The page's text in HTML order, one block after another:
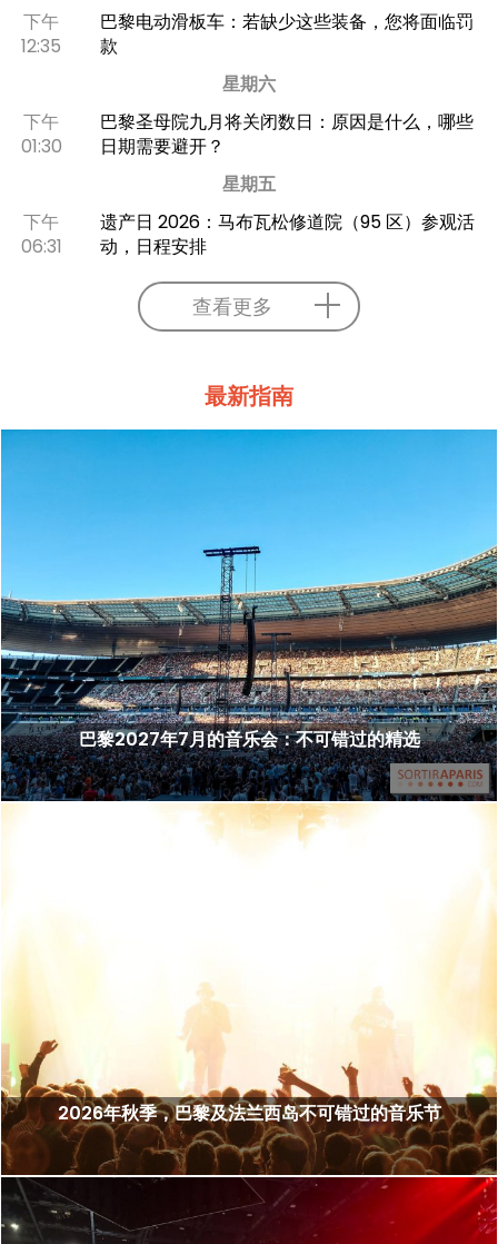
下午
12:35
巴黎电动滑板车：若缺少这些装备，您将面临罚
款
星期六
下午
01:30
巴黎圣母院九月将关闭数日：原因是什么，哪些
日期需要避开？
星期五
下午
06:31
遗产日 2026：马布瓦松修道院（95 区）参观活
动，日程安排
查看更多
最新指南
巴黎2027年7月的音乐会：不可错过的精选
2026年秋季，巴黎及法兰西岛不可错过的音乐节